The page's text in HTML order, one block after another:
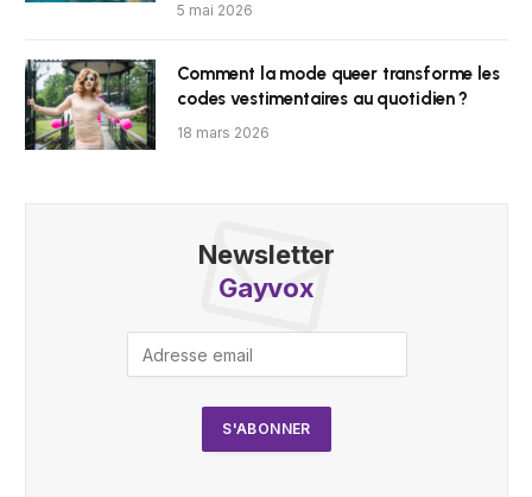
5 mai 2026
Comment la mode queer transforme les
codes vestimentaires au quotidien ?
18 mars 2026
Newsletter
Gayvox